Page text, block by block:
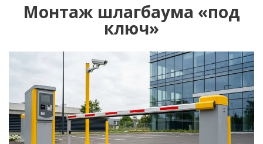
Монтаж шлагбаума «под
ключ»